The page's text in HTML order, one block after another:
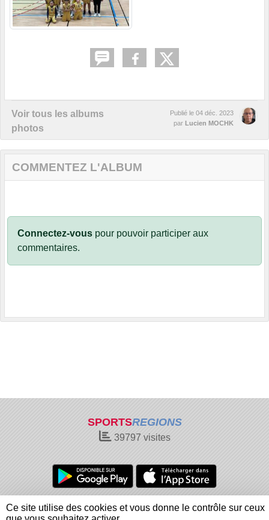
Voir tous les albums
photos
Publié le 04 déc. 2023
par
Lucien MOCHK
COMMENTEZ L'ALBUM
Connectez-vous pour pouvoir participer aux
commentaires.
SPORTSREGIONS
39797 visites
Charte cookies
Gestion des cookies
Informations légales
Signaler un contenu inapproprié
Ce site utilise des cookies et vous donne le contrôle sur ceux